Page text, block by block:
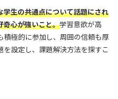
学生の共通点について話題にされ
奇心が強いこと。学習意欲が高
積極的に参加し、周囲の信頼も厚
設定し、課題解決方法を探すこ